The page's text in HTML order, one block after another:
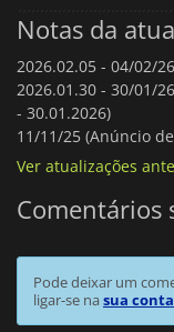
Notas da
2026.02.05 - 04/02/
2026.01.30 - 30/01/
- 30.01.2026)
11/11/25 (Anúncio
Ver atualizações
Comentários
Pode deixar um
ligar-se nasua conta